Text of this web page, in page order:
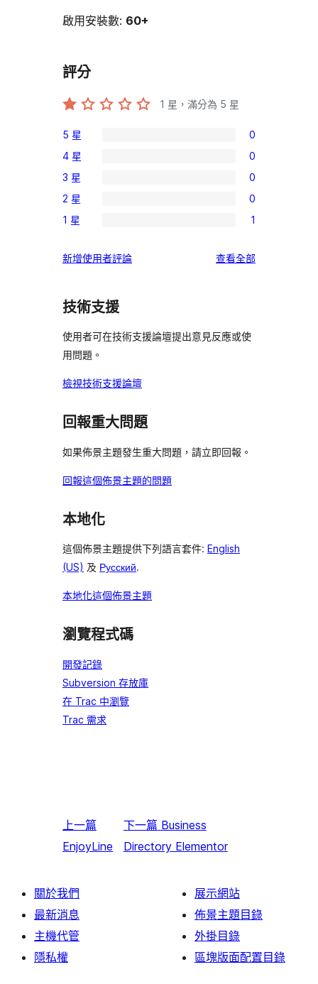
啟用安裝數: 60+
評分
1 星，滿分為 5 星
0
個
5
星
使
者
5 星 0
0
個
4
星
用
論
4 星 0
0
個
3
使
評
論
3 星 0
0
個
星
用
者
評
論
2 星 0
1
1
使
者
評
1 星 1
新增使用者評論 查看全部使
技術支援
使用者可在技術支援論壇提出意見反應或使
用問題。
檢視技術支援論壇
回報重大問題
如果佈景主題發生重大問題，請立即回報。
回報這個佈景主題的問題
本地化
這個佈景主題提供下列語言套件: English
(US) 及 Русский.
本地化這個佈景主題
瀏覽程式碼
開發記錄
Subversion 存放庫
在 Trac 中瀏覽
Trac 需求
上一篇
EnjoyLine
下一篇 Business
Directory Elementor
關於我們
最新消息
主機代管
隱私權
展示網站
佈景主題目錄
外掛目錄
區塊版面配置目錄